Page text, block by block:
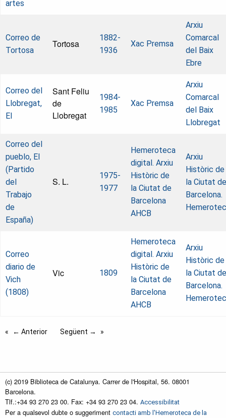
artes
Correo de
Tortosa
Tortosa
1882-
1936
Xac Premsa
Arxiu
Comarcal
del Baix
Ebre
Correo del
Llobregat,
El
Sant Feliu
de
Llobregat
1984-
1985
Xac Premsa
Arxiu
Comarcal
del Baix
Llobregat
Correo del
pueblo, El
(Partido
del
Trabajo
de
España)
S. L.
1975-
1977
Hemeroteca
digital. Arxiu
Històric de
la Ciutat de
Barcelona
AHCB
Arxiu
Històric de
la Ciutat de
Barcelona.
Correo
diario de
Vich
(1808)
Vic 1809
Hemeroteca
digital. Arxiu
Històric de
la Ciutat de
Barcelona
AHCB
Arxiu
Històric de
la Ciutat de
Barcelona.
← Anterior Següent →
(c) 2019 Biblioteca de Catalunya. Carrer de l'Hospital, 56. 08001
Barcelona.
Tlf.:+34 93 270 23 00. Fax: +34 93 270 23 04. Accessibilitat
Per a qualsevol dubte o suggeriment contacti amb l'Hemeroteca de la